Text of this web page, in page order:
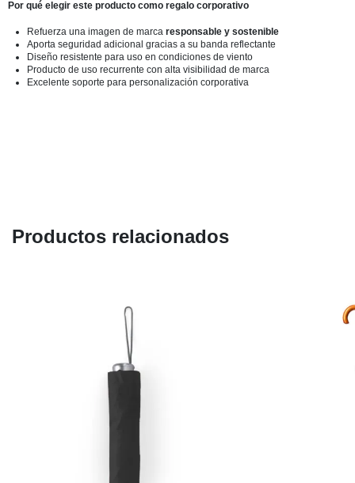
Por qué elegir este producto como regalo corporativo
Refuerza una imagen de marca responsable y sostenible
Aporta seguridad adicional gracias a su banda reflectante
Diseño resistente para uso en condiciones de viento
Producto de uso recurrente con alta visibilidad de marca
Excelente soporte para personalización corporativa
Productos relacionados